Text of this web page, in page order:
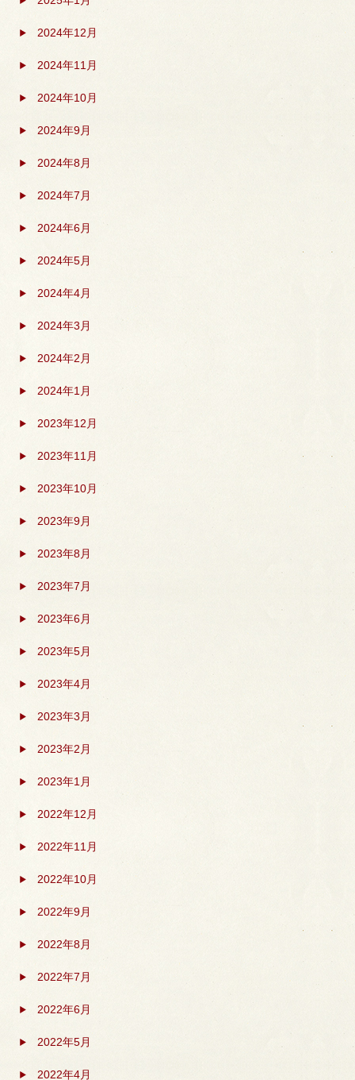
2024年12月
2024年11月
2024年10月
2024年9月
2024年8月
2024年7月
2024年6月
2024年5月
2024年4月
2024年3月
2024年2月
2024年1月
2023年12月
2023年11月
2023年10月
2023年9月
2023年8月
2023年7月
2023年6月
2023年5月
2023年4月
2023年3月
2023年2月
2023年1月
2022年12月
2022年11月
2022年10月
2022年9月
2022年8月
2022年7月
2022年6月
2022年5月
2022年4月